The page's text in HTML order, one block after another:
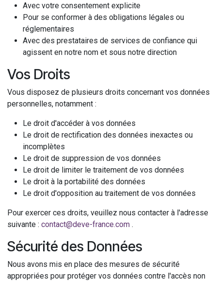
Avec votre consentement explicite
Pour se conformer à des obligations légales ou
réglementaires
Avec des prestataires de services de confiance qui
agissent en notre nom et sous notre direction
Vos Droits
Vous disposez de plusieurs droits concernant vos données
personnelles, notamment :
Le droit d'accéder à vos données
Le droit de rectification des données inexactes ou
incomplètes
Le droit de suppression de vos données
Le droit de limiter le traitement de vos données
Le droit à la portabilité des données
Le droit d'opposition au traitement de vos données
Pour exercer ces droits, veuillez nous contacter à l'adresse
suivante : contact@deve-france.com .
Sécurité des Données
Nous avons mis en place des mesures de sécurité
appropriées pour protéger vos données contre l'accès non